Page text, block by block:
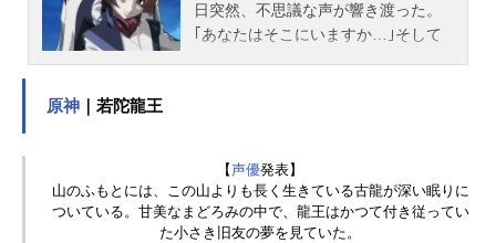
日突然、不思議な声が響き渡った。
｢あなたはそこにいますか…｣そして
のファフナー放送形態TVアニメスケ
ジュール2004年7月4日（日）～2004
年12月26日（日）テレビ東京系ほか
原神 ｜若陀龍王
【声優発表】
山のふもとには、この山よりも長く生きている古龍が深い眠りに
ついている。甘美なまどろみの中で、龍王はかつて付き従ってい
た小さき旧友の夢を見ていた。